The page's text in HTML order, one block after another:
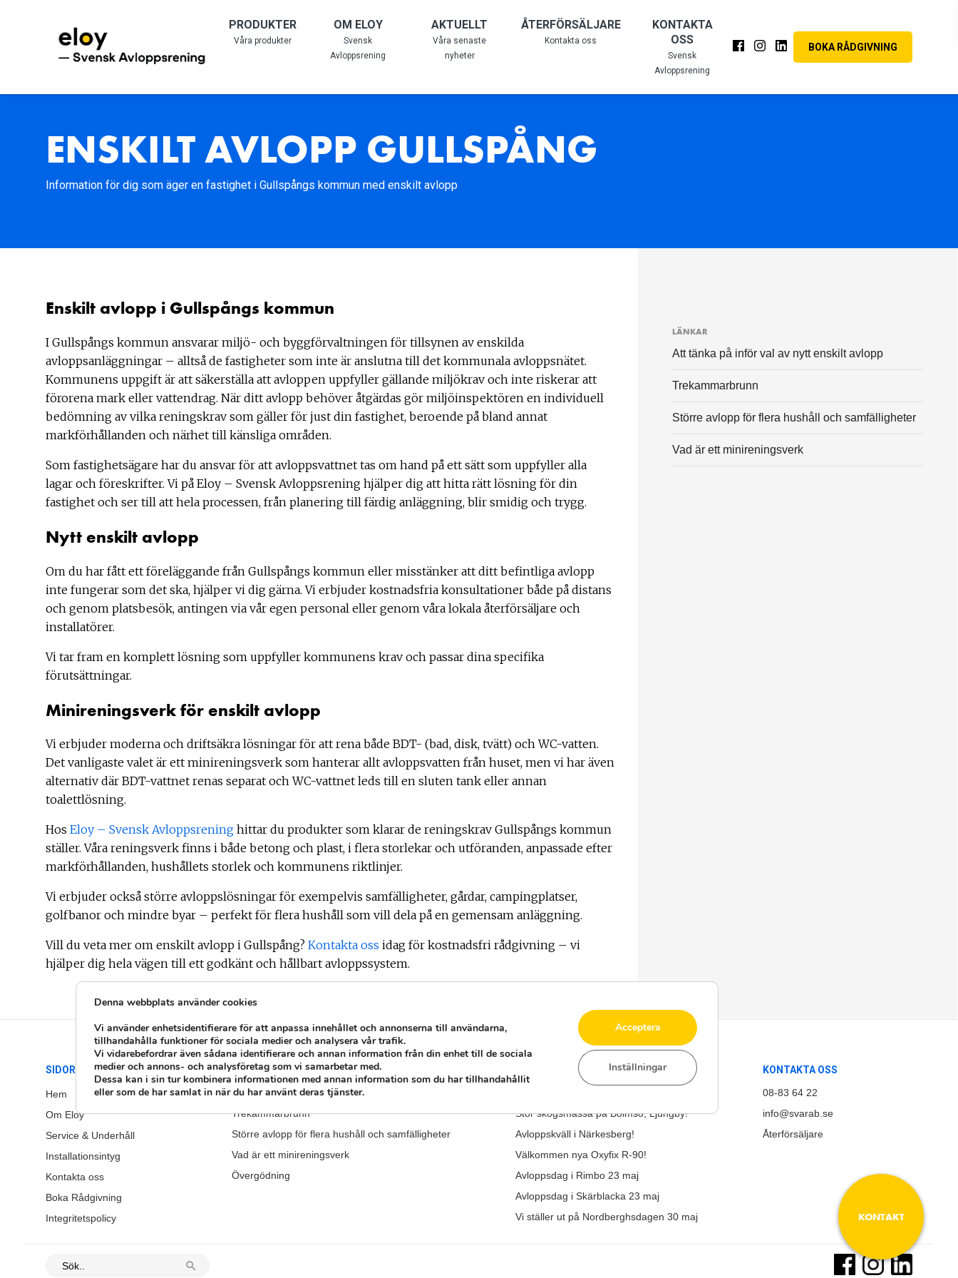
PRODUKTER
Våra produkter
OM ELOY
Svensk
Avloppsrening
AKTUELLT
Våra senaste
nyheter
ÅTERFÖRSÄLJARE
Kontakta oss
KONTAKTA
OSS
Svensk
Avloppsrening
BOKA RÅDGIVNING
KONTAKT
ENSKILT AVLOPP GULLSPÅNG
Information för dig som äger en fastighet i Gullspångs kommun med enskilt avlopp
Enskilt avlopp i Gullspångs kommun
I Gullspångs kommun ansvarar miljö- och byggförvaltningen för tillsynen av enskilda
avloppsanläggningar – alltså de fastigheter som inte är anslutna till det kommunala avloppsnätet.
Kommunens uppgift är att säkerställa att avloppen uppfyller gällande miljökrav och inte riskerar att
förorena mark eller vattendrag. När ditt avlopp behöver åtgärdas gör miljöinspektören en individuell
bedömning av vilka reningskrav som gäller för just din fastighet, beroende på bland annat
markförhållanden och närhet till känsliga områden.
Som fastighetsägare har du ansvar för att avloppsvattnet tas om hand på ett sätt som uppfyller alla
lagar och föreskrifter. Vi på Eloy – Svensk Avloppsrening hjälper dig att hitta rätt lösning för din
fastighet och ser till att hela processen, från planering till färdig anläggning, blir smidig och trygg.
Nytt enskilt avlopp
Om du har fått ett föreläggande från Gullspångs kommun eller misstänker att ditt befintliga avlopp
inte fungerar som det ska, hjälper vi dig gärna. Vi erbjuder kostnadsfria konsultationer både på distans
och genom platsbesök, antingen via vår egen personal eller genom våra lokala återförsäljare och
installatörer.
Vi tar fram en komplett lösning som uppfyller kommunens krav och passar dina specifika
förutsättningar.
Minireningsverk för enskilt avlopp
Vi erbjuder moderna och driftsäkra lösningar för att rena både BDT- (bad, disk, tvätt) och WC-vatten.
Det vanligaste valet är ett minireningsverk som hanterar allt avloppsvatten från huset, men vi har även
alternativ där BDT-vattnet renas separat och WC-vattnet leds till en sluten tank eller annan
toalettlösning.
Hos Eloy – Svensk Avloppsrening hittar du produkter som klarar de reningskrav Gullspångs kommun
ställer. Våra reningsverk finns i både betong och plast, i flera storlekar och utföranden, anpassade efter
markförhållanden, hushållets storlek och kommunens riktlinjer.
Vi erbjuder också större avloppslösningar för exempelvis samfälligheter, gårdar, campingplatser,
golfbanor och mindre byar – perfekt för flera hushåll som vill dela på en gemensam anläggning.
Vill du veta mer om enskilt avlopp i Gullspång? Kontakta oss idag för kostnadsfri rådgivning – vi
hjälper dig hela vägen till ett godkänt och hållbart avloppssystem.
LÄNKAR
Att tänka på inför val av nytt enskilt avlopp
Trekammarbrunn
Större avlopp för flera hushåll och samfälligheter
Vad är ett minireningsverk
SIDOR
Hem
Om Eloy
Service & Underhåll
Installationsintyg
Kontakta oss
Boka Rådgivning
Integritetspolicy
GUIDER
Att tänka på inför val av nytt enskilt avlopp
Trekammarbrunn
Större avlopp för flera hushåll och samfälligheter
Vad är ett minireningsverk
Övergödning
SENASTE NYHETERNA
Stor skogsmässa på Bolmsö, Ljungby!
Avloppskväll i Närkesberg!
Välkommen nya Oxyfix R-90!
Avloppsdag i Rimbo 23 maj
Avloppsdag i Skärblacka 23 maj
Vi ställer ut på Nordberghsdagen 30 maj
KONTAKTA OSS
08-83 64 22
info@svarab.se
Återförsäljare
search
Denna webbplats använder cookies
Vi använder enhetsidentifierare för att anpassa innehållet och annonserna till användarna,
tillhandahålla funktioner för sociala medier och analysera vår trafik.
Vi vidarebefordrar även sådana identifierare och annan information från din enhet till de sociala
medier och annons- och analysföretag som vi samarbetar med.
Dessa kan i sin tur kombinera informationen med annan information som du har tillhandahållit
eller som de har samlat in när du har använt deras tjänster.
Acceptera
Inställningar